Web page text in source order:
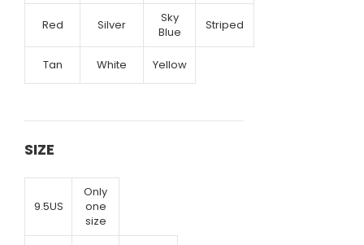
Red Silver
Sky
Blue
Striped
Tan White Yellow
SIZE
9.5US
Only
one
size